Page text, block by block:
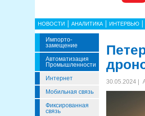
НОВОСТИ АНАЛИТИКА ИНТЕРВЬЮ
Импорто­
Замещение
Автоматизация
Промышленности
Интернет
Мобильная связь
Фиксированная
связь
30.05.2024 |